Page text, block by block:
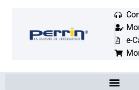
Mots
clés
:
e-